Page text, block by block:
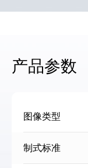
产品参数
图像类型
制式标准